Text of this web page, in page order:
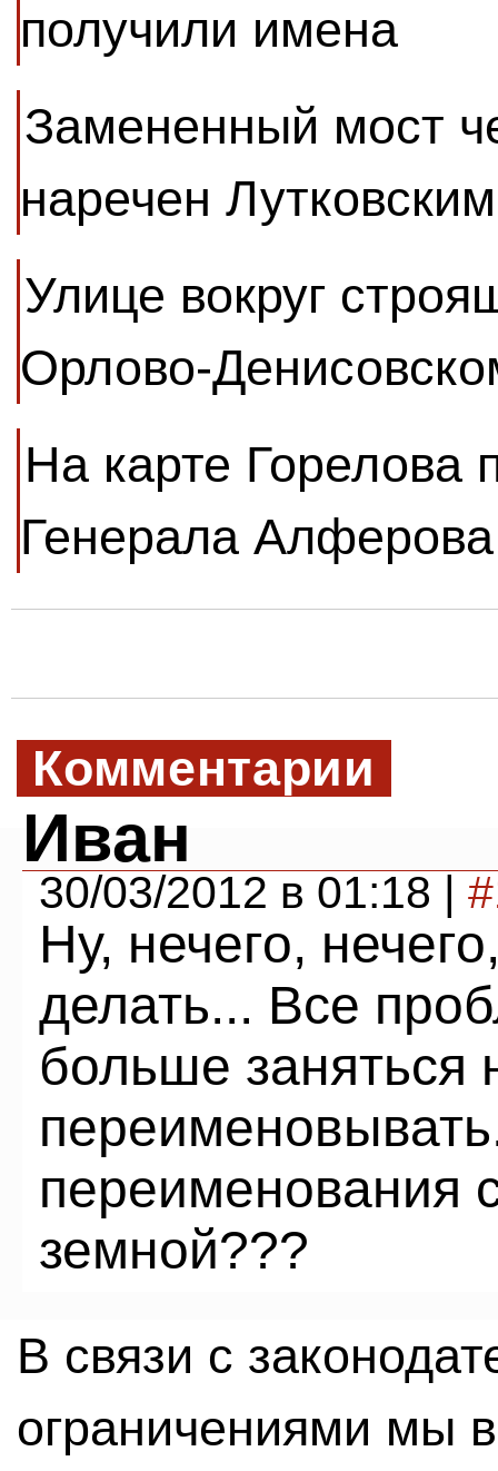
получили имена
Замененный мост
наречен Лутковским
Улице вокруг
Орлово-
На карте Горелова
Генерала Алферова
Комментарии
Иван
30/03/2012 в 01:18 |
Ну, нечего,
делать... Все
больше заняться
переименования
земной???
В связи с
ограничениями мы